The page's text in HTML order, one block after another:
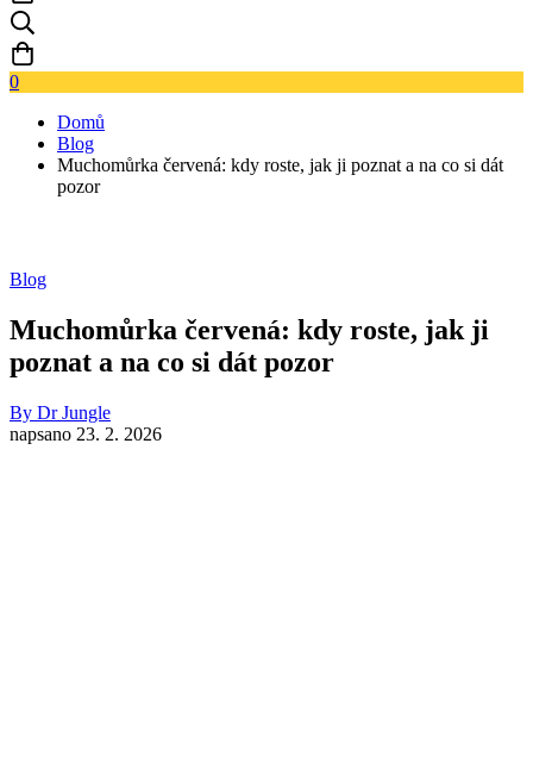
0
Domů
Blog
Muchomůrka červená: kdy roste, jak ji poznat a na co si dát
pozor
Blog
Muchomůrka červená: kdy roste, jak ji
poznat a na co si dát pozor
By Dr Jungle
napsano 23. 2. 2026